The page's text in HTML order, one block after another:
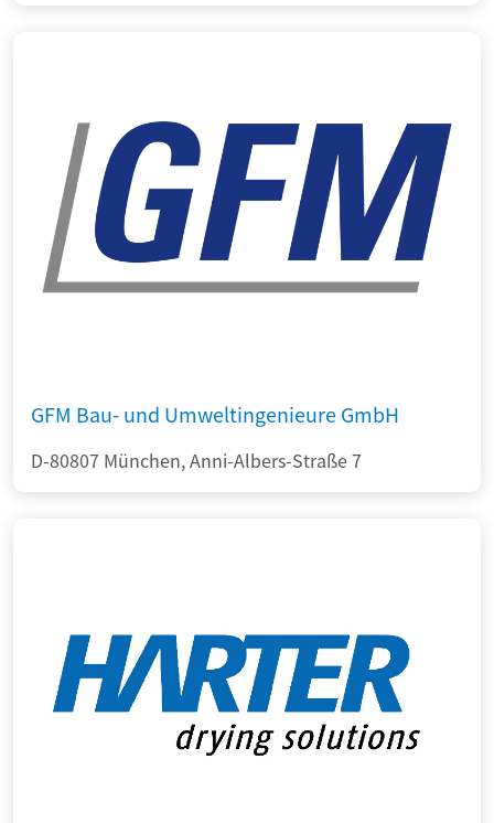
GFM Bau- und Umweltingenieure GmbH
D-80807 München, Anni-Albers-Straße 7